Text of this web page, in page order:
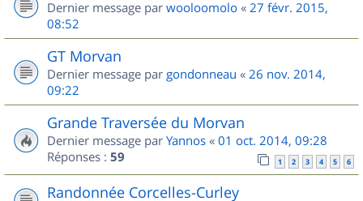
Dernier message par wooloomolo « 27 févr. 2015,
08:52
GT Morvan
Dernier message par gondonneau « 26 nov. 2014,
09:22
Grande Traversée du Morvan
Dernier message par Yannos « 01 oct. 2014, 09:28
Réponses : 59 1 2 3 4 5 6
Randonnée Corcelles-Curley